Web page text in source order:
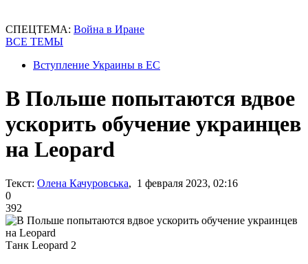
СПЕЦТЕМА: Война в Иране
ВСЕ ТЕМЫ
Вступление Украины в ЕС
В Польше попытаются вдвое
ускорить обучение украинцев
на Leopard
Текст: Олена Качуровська, 1 февраля 2023, 02:16
0
392
Танк Leopard 2